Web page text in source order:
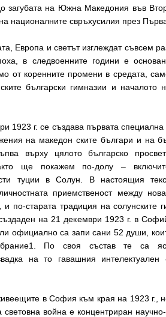
загубата на Южна Македония във
националните свръхусилия през
Европа и светът изглеждат съвсем
в следвоенните години е
от коренните промени в средата,
български гимназии и началото
1923 г. се създава първата специална
на македон ските българи и на
върху цялото българско
ще покажем по-долу –
туции в Солун. В настоящия
приемственост между
по-старата традиция на солунските
на 21 декември 1923 г. в
официално са запи сани 52 души,
По своя състав те са
на то гавашния
в София към края на 1923 г.,
световна война е концентриран